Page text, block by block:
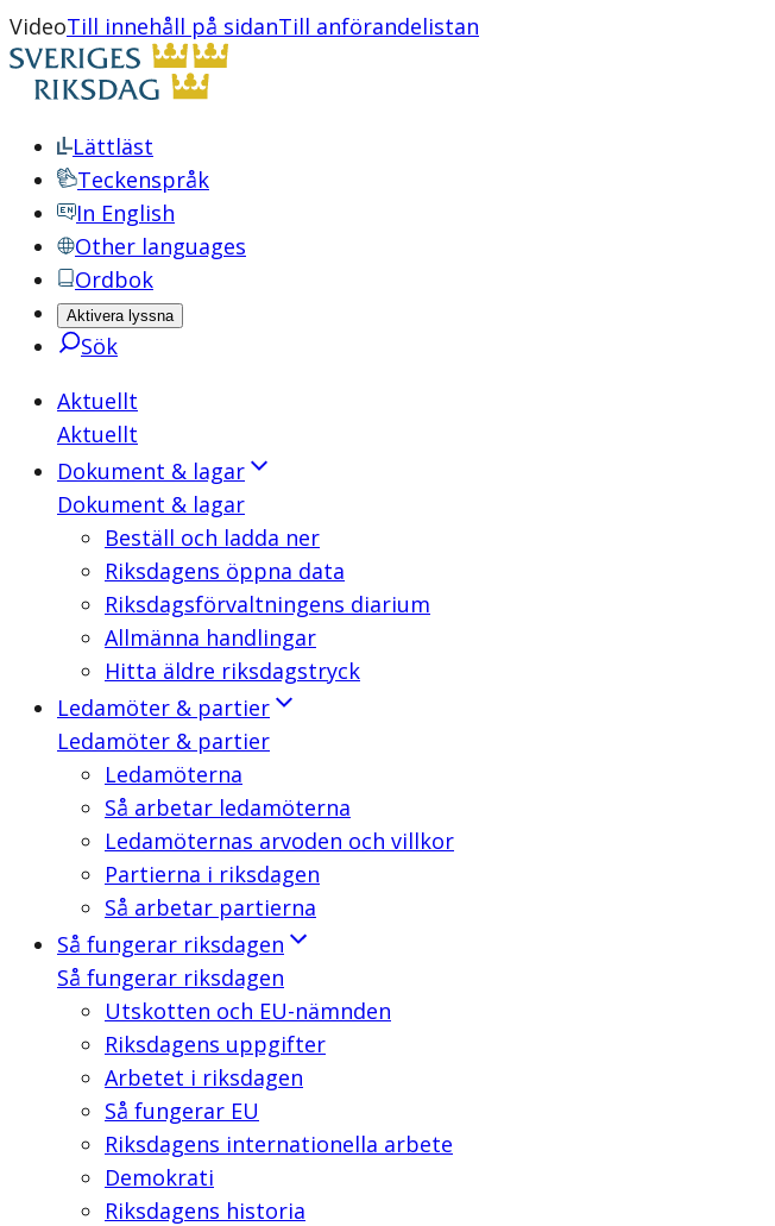
VideoTill innehåll på sidanTill anförandelistan
Lättläst
Teckenspråk
In English
Other languages
Ordbok
Aktivera lyssna
Sök
Aktuellt
Aktuellt
Dokument & lagar
Dokument & lagar
Beställ och ladda ner
Riksdagens öppna data
Riksdagsförvaltningens diarium
Allmänna handlingar
Hitta äldre riksdagstryck
Ledamöter & partier
Ledamöter & partier
Ledamöterna
Så arbetar ledamöterna
Ledamöternas arvoden och villkor
Partierna i riksdagen
Så arbetar partierna
Så fungerar riksdagen
Så fungerar riksdagen
Utskotten och EU-nämnden
Riksdagens uppgifter
Arbetet i riksdagen
Så fungerar EU
Riksdagens internationella arbete
Demokrati
Riksdagens historia